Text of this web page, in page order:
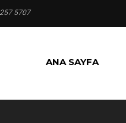
5707
ANA SAYFA